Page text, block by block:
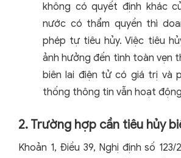
không có quyết định khác
nước có thẩm quyền thì
phép tự tiêu hủy. Việc tiêu
ảnh hưởng đến tình toàn vẹn
biên lai điện tử có giá trị và
thống thông tin vẫn hoạt
2. Trường hợp cần tiêu hủy
Khoản 1, Điều 39, Nghị định số